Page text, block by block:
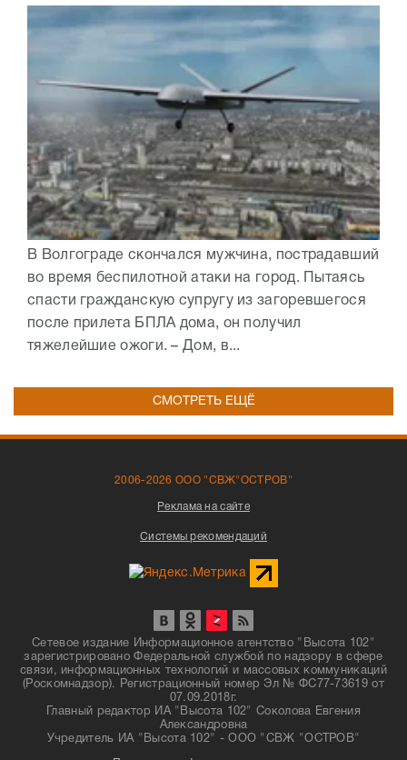
В Волгограде скончался мужчина, пострадавший
во время беспилотной атаки на город. Пытаясь
спасти гражданскую супругу из загоревшегося
после прилета БПЛА дома, он получил
тяжелейшие ожоги. – Дом, в...
СМОТРЕТЬ ЕЩЁ
2006-2026 ООО "СВЖ"ОСТРОВ"
Реклама на сайте
Системы рекомендаций
Сетевое издание Информационное агентство "Высота 102"
зарегистрировано Федеральной службой по надзору в сфере
связи, информационных технологий и массовых коммуникаций
(Роскомнадзор). Регистрационный номер Эл № ФС77-73619 от
07.09.2018г.
Главный редактор ИА "Высота 102" Соколова Евгения
Александровна
Учредитель ИА "Высота 102" - ООО "СВЖ "ОСТРОВ"